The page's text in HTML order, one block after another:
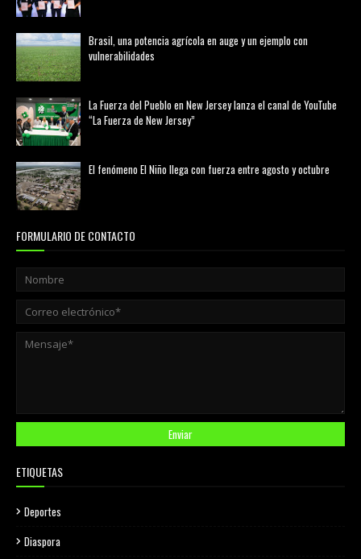
Brasil, una potencia agrícola en auge y un ejemplo con
vulnerabilidades
La Fuerza del Pueblo en New Jersey lanza el canal de YouTube
“La Fuerza de New Jersey”
El fenómeno El Niño llega con fuerza entre agosto y octubre
FORMULARIO DE CONTACTO
ETIQUETAS
Deportes
Diaspora